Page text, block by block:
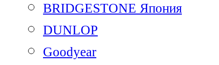
BRIDGESTONE Япония
DUNLOP
Goodyear